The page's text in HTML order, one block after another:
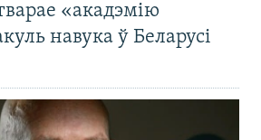
«акадэмію
навука ў Беларусі